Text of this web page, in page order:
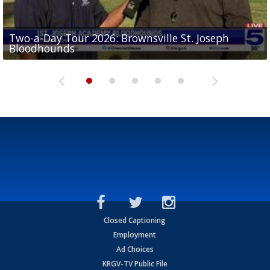
Two-a-Day Tour 2026: Brownsville St. Joseph
Bloodhounds
Two-a-Day Tour 2026: St. Joseph Academy
Bloodhounds
Two-a-Day Tour 2026: Sharyland Rattlers
Sit-down interview with UTRGV wide receiver
Tavian Cord
Two-a-Day Tour 2026: Raymondville Bearkats
Closed Captioning
Employment
Ad Choices
KRGV-TV Public File